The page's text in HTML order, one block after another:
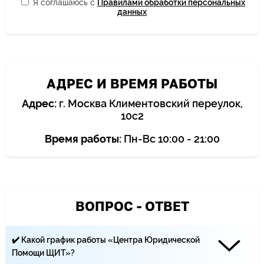
Я соглашаюсь с
Правилами обработки персональных
данных
АДРЕС И ВРЕМЯ РАБОТЫ
Адрес:г. Москва Климентовский переулок,
10с2
Время работы:Пн-Вс 10:00 - 21:00
ВОПРОС - ОТВЕТ
✔️ Какой график работы «Центра Юридической
Помощи ЩИТ»?